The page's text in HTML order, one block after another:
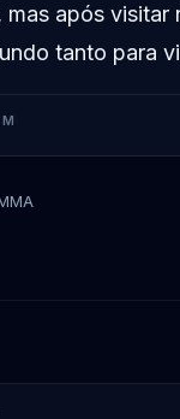
após visitar
tanto para